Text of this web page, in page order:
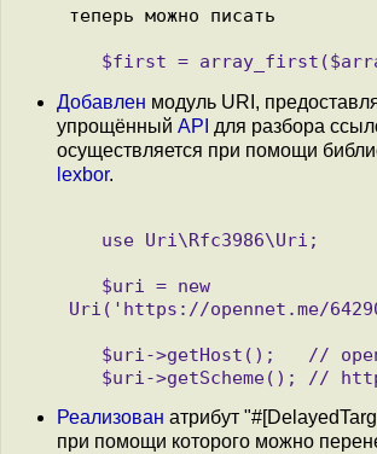
Добавлен модуль URI,
упрощённый API для разбора
осуществляется при помощи
lexbor.
Uri('https://opennet.me/
Реализован атрибут
при помощи которого можно